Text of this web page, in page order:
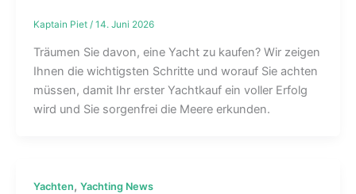
Kaptain Piet / 14. Juni 2026
Träumen Sie davon, eine Yacht zu kaufen? Wir zeigen
Ihnen die wichtigsten Schritte und worauf Sie achten
müssen, damit Ihr erster Yachtkauf ein voller Erfolg
wird und Sie sorgenfrei die Meere erkunden.
Yachten, Yachting News